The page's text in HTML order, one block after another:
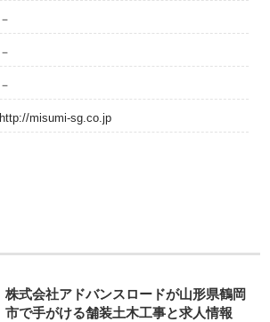
－
－
－
http://misumi-sg.co.jp
株式会社アドバンスロードが山形県鶴岡
市で手がける舗装土木工事と求人情報